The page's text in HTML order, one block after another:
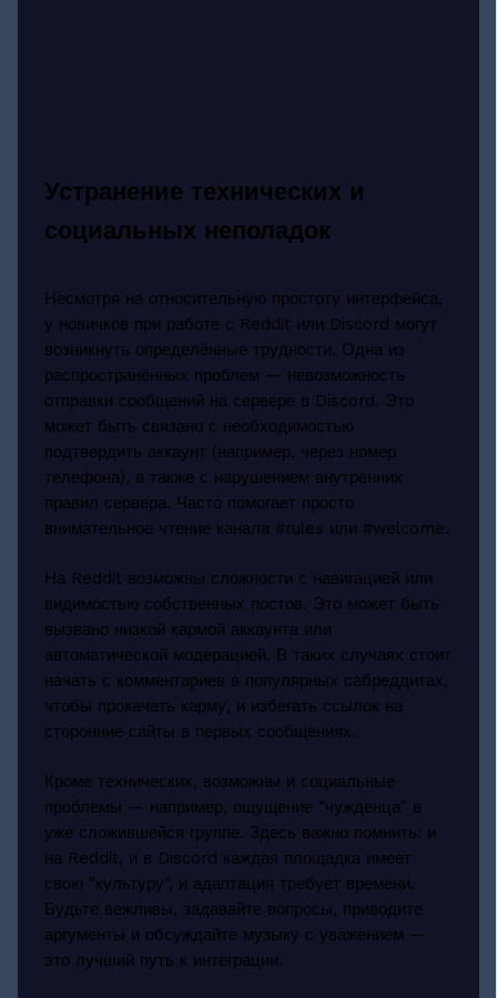
Устранение технических и
социальных неполадок
Несмотря на относительную простоту интерфейса,
у новичков при работе с Reddit или Discord могут
возникнуть определённые трудности. Одна из
распространённых проблем — невозможность
отправки сообщений на сервере в Discord. Это
может быть связано с необходимостью
подтвердить аккаунт (например, через номер
телефона), а также с нарушением внутренних
правил сервера. Часто помогает просто
внимательное чтение канала #rules или #welcome.
На Reddit возможны сложности с навигацией или
видимостью собственных постов. Это может быть
вызвано низкой кармой аккаунта или
автоматической модерацией. В таких случаях стоит
начать с комментариев в популярных сабреддитах,
чтобы прокачать карму, и избегать ссылок на
сторонние сайты в первых сообщениях.
Кроме технических, возможны и социальные
проблемы — например, ощущение "чужденца" в
уже сложившейся группе. Здесь важно помнить: и
на Reddit, и в Discord каждая площадка имеет
свою "культуру", и адаптация требует времени.
Будьте вежливы, задавайте вопросы, приводите
аргументы и обсуждайте музыку с уважением —
это лучший путь к интеграции.